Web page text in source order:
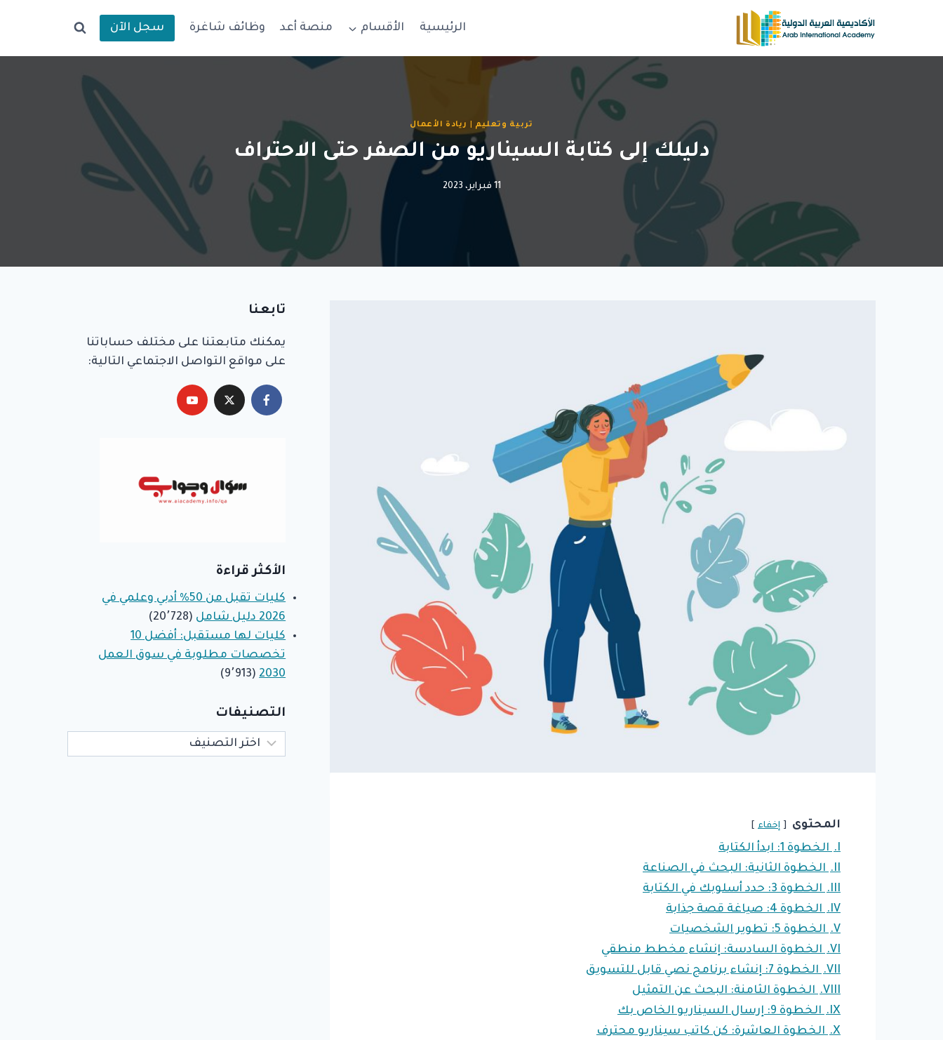
الرئيسية الأقسام منصة أعد وظائف شاغرة سجل الآن
تربية وتعليم ريادة الأعمال
دليلك إلى كتابة السيناريو من الصفر حتى الاحتراف
11 فبراير، 2023
المحتوى إخفاء
I.
الخطوة 1: ابدأ الكتابة
II.
الخطوة الثانية: البحث في الصناعة
III.
الخطوة 3: حدد أسلوبك في الكتابة
IV.
الخطوة 4: صياغة قصة جذابة
V.
الخطوة 5: تطوير الشخصيات
VI.
الخطوة السادسة: إنشاء مخطط منطقي
VII.
الخطوة 7: إنشاء برنامج نصي قابل للتسويق
VIII.
الخطوة الثامنة: البحث عن التمثيل
IX.
الخطوة 9: إرسال السيناريو الخاص بك
X.
الخطوة العاشرة: كن كاتب سيناريو محترف
تابعنا
يمكنك متابعتنا على مختلف حساباتنا
على مواقع التواصل الاجتماعي التالية:
الأكثر قراءة
كليات تقبل من 50% أدبي وعلمي في
2026 دليل شامل
(20٬728)
كليات لها مستقبل: أفضل 10
تخصصات مطلوبة في سوق العمل
2030 (9٬913)
التصنيفات
التصنيفات